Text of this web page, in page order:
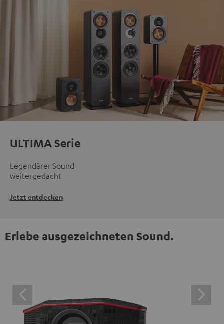
ULTIMA Serie
Legendärer Sound
weitergedacht
Jetzt entdecken
Erlebe ausgezeichneten Sound.